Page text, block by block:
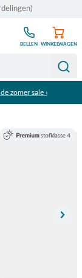
BELLEN WINKELWAGEN
zomer sale ›